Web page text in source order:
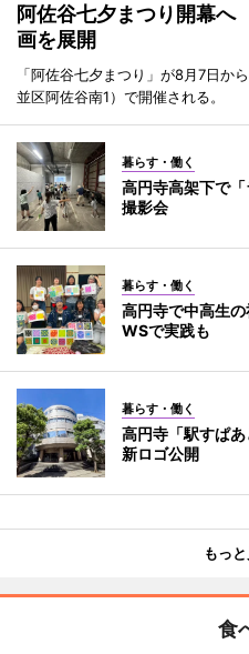
阿佐谷七夕まつり開幕
画を展開
「阿佐谷七夕まつり」が8月7日か
並区阿佐谷南1）で開催される。
暮らす・働く
高円寺高架下で
撮影会
暮らす・働く
高円寺で中高生
WSで実践も
暮らす・働く
高円寺「駅すぱ
新ロゴ公開
もっ
食